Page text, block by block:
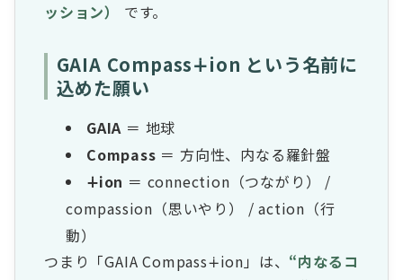
ッション）
です。
GAIA Compass∔ion という名前に
込めた願い
GAIA ＝ 地球
Compass ＝ 方向性、内なる羅針盤
∔ion ＝ connection（つながり） /
compassion（思いやり） / action（行
動）
つまり「GAIA Compass∔ion」は、 “内なるコ